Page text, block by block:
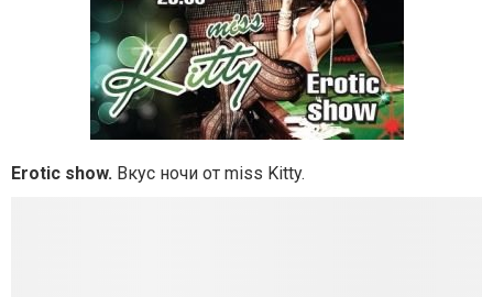
Erotic show. Вкус ночи от miss Kitty.